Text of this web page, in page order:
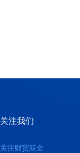
关注我们
关注财贸双全